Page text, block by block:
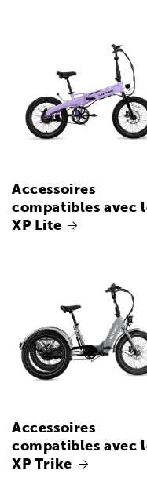
Accessoires
compatibles avec
XP Lite
Accessoires
compatibles avec
XP Trike